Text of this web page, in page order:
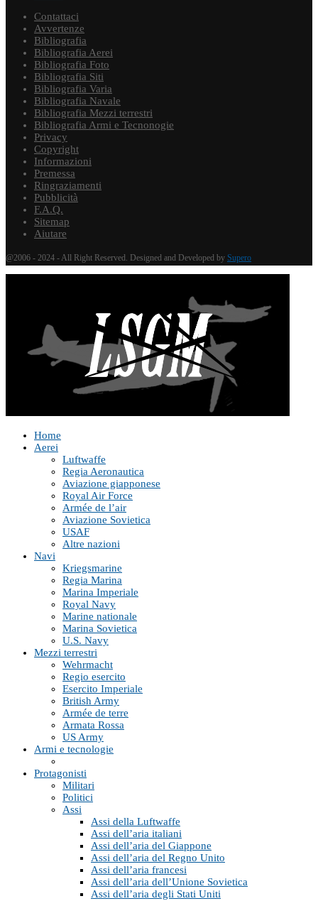
Contattaci
Avvertenze
Bibliografia
Bibliografia Aerei
Bibliografia Foto
Bibliografia Siti
Bibliografia Varia
Bibliografia Navale
Bibliografia Mezzi terrestri
Bibliografia Armi e Tecnonogie
Privacy
Copyright
Informazioni
Premessa
Ringraziamenti
Pubblicità
F.A.Q.
Sitemap
Aiutare
@2006 - 2024 - All Right Reserved. Designed and Developed by Supero
Home
Aerei
Luftwaffe
Regia Aeronautica
Aviazione giapponese
Royal Air Force
Armée de l’air
Aviazione Sovietica
USAF
Altre nazioni
Navi
Kriegsmarine
Regia Marina
Marina Imperiale
Royal Navy
Marine nationale
Marina Sovietica
U.S. Navy
Mezzi terrestri
Wehrmacht
Regio esercito
Esercito Imperiale
British Army
Armée de terre
Armata Rossa
US Army
Armi e tecnologie
Protagonisti
Militari
Politici
Assi
Assi della Luftwaffe
Assi dell’aria italiani
Assi dell’aria del Giappone
Assi dell’aria del Regno Unito
Assi dell’aria francesi
Assi dell’aria dell’Unione Sovietica
Assi dell’aria degli Stati Uniti